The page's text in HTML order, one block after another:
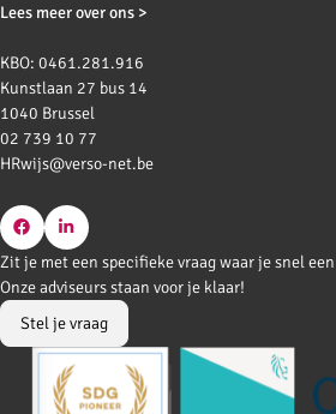
Lees meer over ons >
KBO: 0461.281.916
Kunstlaan 27 bus 14
1040 Brussel
02 739 10 77
HRwijs@verso-net.be
Go
to
Facebook
Go
to
LinkedIn
Zit je met een specifieke vraag waar je snel
Onze adviseurs staan voor je klaar!
Stel je vraag